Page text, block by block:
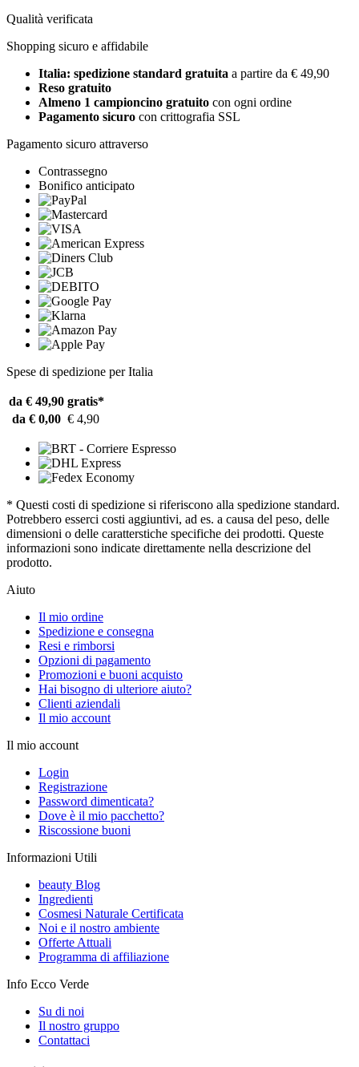
Qualità verificata
Shopping sicuro e affidabile
Italia: spedizione standard gratuita a partire da € 49,90
Reso gratuito
Almeno 1 campioncino gratuito con ogni ordine
Pagamento sicuro con crittografia SSL
Pagamento sicuro attraverso
Contrassegno
Bonifico anticipato
Spese di spedizione per Italia
da € 49,90 gratis*
da € 0,00 € 4,90
* Questi costi di spedizione si riferiscono alla spedizione standard.
Potrebbero esserci costi aggiuntivi, ad es. a causa del peso, delle
dimensioni o delle caratterstiche specifiche dei prodotti. Queste
informazioni sono indicate direttamente nella descrizione del
prodotto.
Aiuto
Il mio ordine
Spedizione e consegna
Resi e rimborsi
Opzioni di pagamento
Promozioni e buoni acquisto
Hai bisogno di ulteriore aiuto?
Clienti aziendali
Il mio account
Il mio account
Login
Registrazione
Password dimenticata?
Dove è il mio pacchetto?
Riscossione buoni
Informazioni Utili
beauty Blog
Ingredienti
Cosmesi Naturale Certificata
Noi e il nostro ambiente
Offerte Attuali
Programma di affiliazione
Info Ecco Verde
Su di noi
Il nostro gruppo
Contattaci